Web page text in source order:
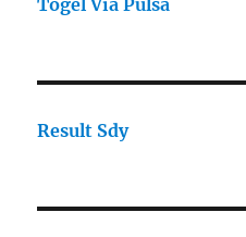
Togel Via Pulsa
Result Sdy